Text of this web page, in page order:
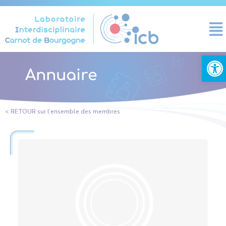
Ouvrir
Annuaire
< RETOUR sur l’ensemble des membres
Panneau de gestion des cookies